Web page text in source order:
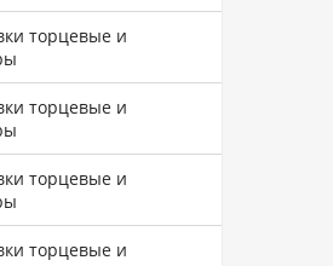
торцевые и
торцевые и
торцевые и
торцевые и